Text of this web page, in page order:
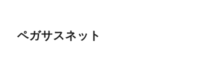
ペガサスネット